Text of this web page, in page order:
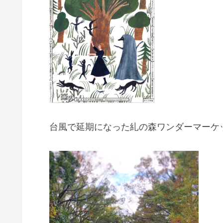
台風で延期になった糺の森ワンダーマーケ